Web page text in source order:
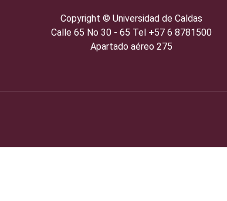
Copyright ©️ Universidad de Caldas
Calle 65 No 30 - 65 Tel +57 6 8781500
Apartado aéreo 275